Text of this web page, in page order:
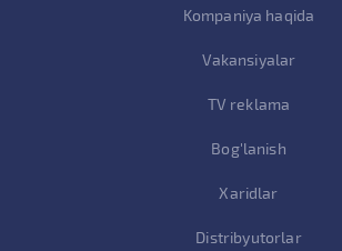
Kompaniya haqida
Vakansiyalar
TV reklama
Bog'lanish
Xaridlar
Distribyutorlar